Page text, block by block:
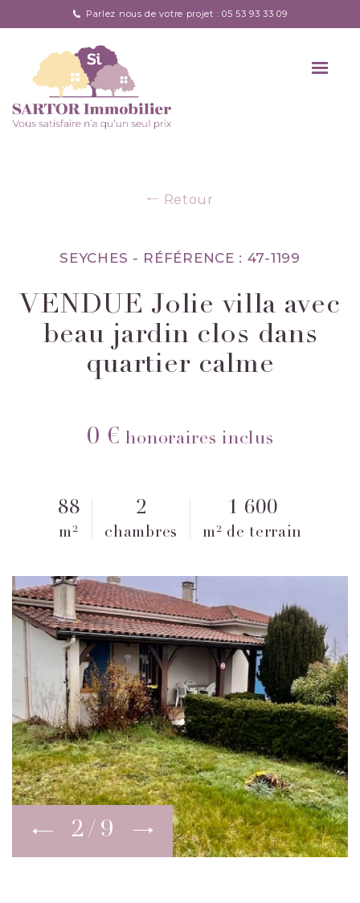
Parlez nous de votre projet : 05 53 93 33 09
Retour
SEYCHES - RÉFÉRENCE : 47-1199
VENDUE Jolie villa avec
beau jardin clos dans
quartier calme
0 € honoraires inclus
88
m²
2
chambres
1 600
m² de terrain
2 9